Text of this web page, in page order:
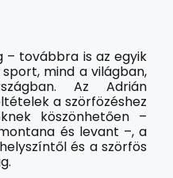
– továbbra is az egyik
mind a világban,
Az Adrián
a szörfözéshez
köszönhetően –
és levant –, a
és a szörfös